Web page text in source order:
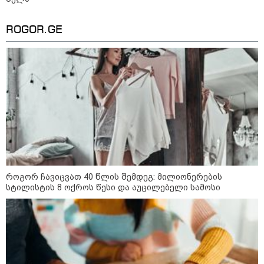
ანდერძში ერთი სიტყვითაც კი
არ არის მოხსენიებული" - ანა
ჯაბაური
09:32 / 05-08-2026
"4 დღე უწყლოდ და უპუროდ
გაატარეს, მათ სიცოცხლე
დავუბრუნეთ" - ქართველი
მეზღვაური წერს, რომ 36
მიგრანტი, მათ შორის, ორსული
გოგონა გადაარჩინა
12:20 / 04-08-2026
"როცა კანონიკიდან
გამომდინარე, მართებულად
მიგვაჩნია, რომ ადამიანის
გასვენება ტაძრიდან არ მოხდეს,
ეს მგლოვიარეს ისეთი
სიყვარულითა უნდა ავუხსნათ,
რომ შფოთვა არ დაიბადოს" -
დედა სიდონია
16:02 / 03-08-2026
ROGOR.GE
როგორ ჩავიცვათ 40 წლის შემდეგ: მილიონერების
სტილისტის 8 ოქროს წესი და აუცილებელი სამოსი